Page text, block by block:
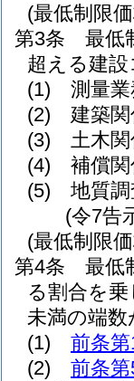
(最低制限
第3条
最低
超える建
(1)
測量
(2)
建築
(3)
土木
(4)
補償
(5)
地質
(令7告
(最低制限
第4条
最低
る割合を
未満の端
(1)
前条
(2)
前条